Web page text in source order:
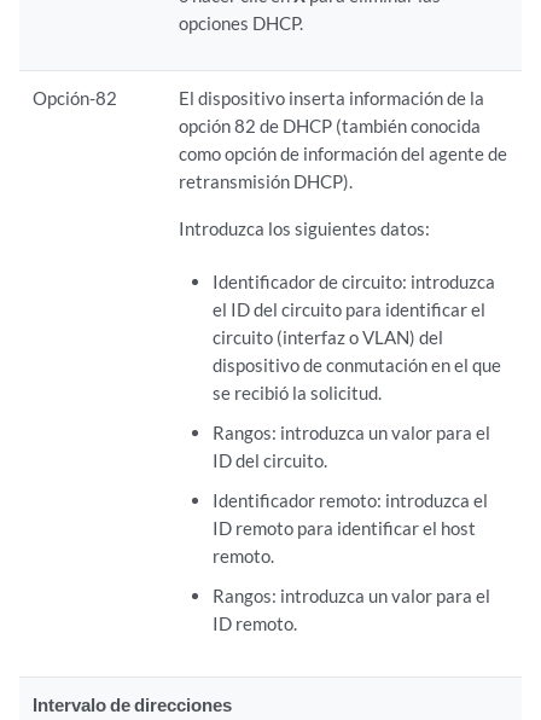
opciones DHCP.
Opción-82
El dispositivo inserta información de la
opción 82 de DHCP (también conocida
como opción de información del agente de
retransmisión DHCP).
Introduzca los siguientes datos:
Identificador de circuito: introduzca
el ID del circuito para identificar el
circuito (interfaz o VLAN) del
dispositivo de conmutación en el que
se recibió la solicitud.
Rangos: introduzca un valor para el
ID del circuito.
Identificador remoto: introduzca el
ID remoto para identificar el host
remoto.
Rangos: introduzca un valor para el
ID remoto.
Intervalo de direcciones